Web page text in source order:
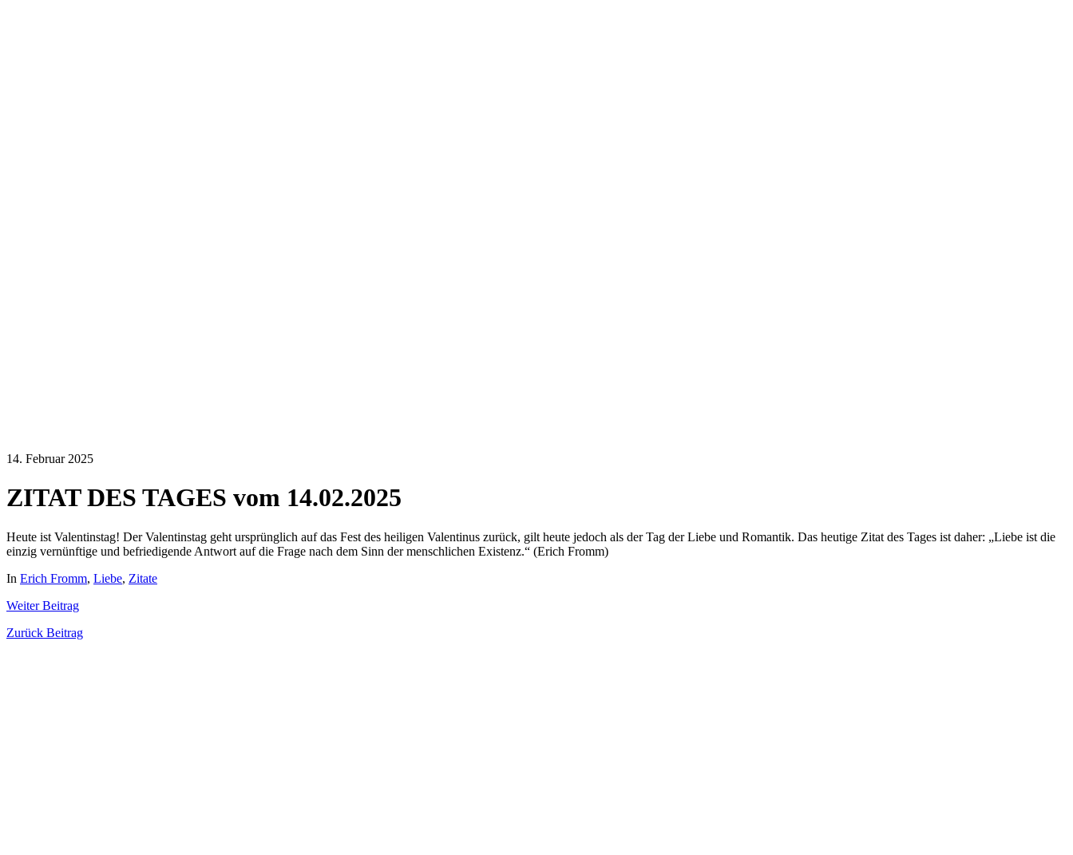
14. Februar 2025
ZITAT DES TAGES vom 14.02.2025
Heute ist Valentinstag! Der Valentinstag geht ursprünglich auf das Fest des heiligen Valentinus zurück, gilt heute jedoch als der Tag der Liebe und Romantik. Das heutige Zitat des Tages ist daher: „Liebe ist die
einzig vernünftige und befriedigende Antwort auf die Frage nach dem Sinn der menschlichen Existenz.“ (Erich Fromm)
In Erich Fromm, Liebe, Zitate
WeiterBeitrag
Zurück Beitrag